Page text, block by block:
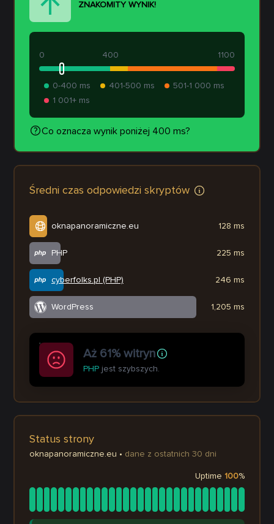
ZNAKOMITY WYNIK!
400
0 1100
0-400 ms 401-500 ms
501-1 000 ms
1 001+ ms
Co oznacza wynik poniżej 400 ms?
Średni czas odpowiedzi skryptów
oknapanoramiczne.eu
PHP
cyberfolks.pl (PHP)
WordPress
128 ms
225 ms
246 ms
1,205 ms
Aż 61% witryn
PHP jest szybszych.
Status strony
oknapanoramiczne.eu • dane z ostatnich 30 dni
Uptime 100%